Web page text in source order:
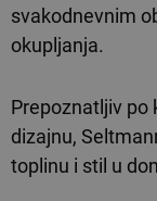
svakodnevnim
okupljanja.
Prepoznatljiv po
dizajnu,
toplinu i stil u